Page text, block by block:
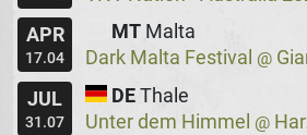
APR
17.04
MT Malta
Dark Malta Festival @
JUL
31.07
DE Thale
Unter dem Himmel @ Harzer